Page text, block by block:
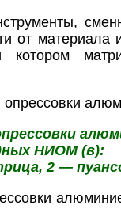
от материала
котором
НИОМ (в):
2 —